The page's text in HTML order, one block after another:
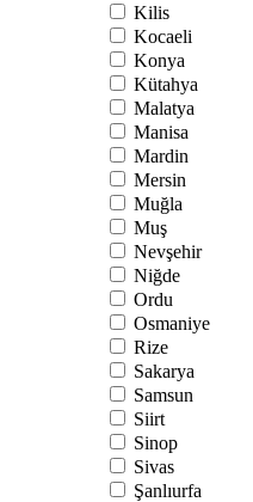
Kilis
Kocaeli
Konya
Kütahya
Malatya
Manisa
Mardin
Mersin
Muğla
Muş
Nevşehir
Niğde
Ordu
Osmaniye
Rize
Sakarya
Samsun
Siirt
Sinop
Sivas
Şanlıurfa